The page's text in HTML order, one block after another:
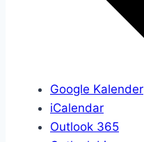
Google Kalender
iCalendar
Outlook 365